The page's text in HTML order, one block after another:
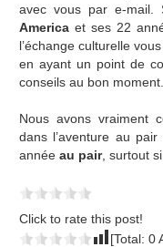
avec vous par e-mail.
America et ses 22
l’échange culturelle
en ayant un point de
conseils au bon moment.
Nous avons vraiment
dans l’aventure au
annéeau pair, surtout
Click to rate this post!
[Total:0